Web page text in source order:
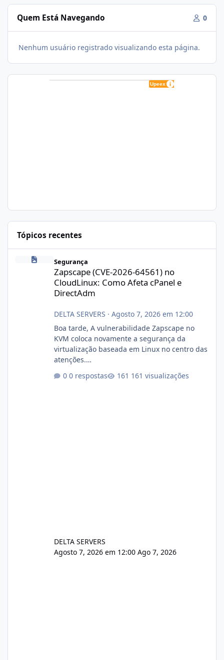
Quem Está Navegando 0
Nenhum usuário registrado visualizando esta página.
Tópicos recentes
Zapscape (CVE-2026-64561) no CloudLinux: Como Afeta cPanel
Segurança
Zapscape (CVE-2026-64561) no
CloudLinux: Como Afeta cPanel e
DirectAdm
DELTA SERVERS · Agosto 7, 2026 em 12:00
Boa tarde, A vulnerabilidade Zapscape no
KVM coloca novamente a segurança da
virtualização baseada em Linux no centro das
atenções.
xjx23zz5f Criamos uma breve explicação:
0 respostas 161 visualizações
DELTA SERVERS
Agosto 7, 2026 em 12:00 Ago 7, 2026